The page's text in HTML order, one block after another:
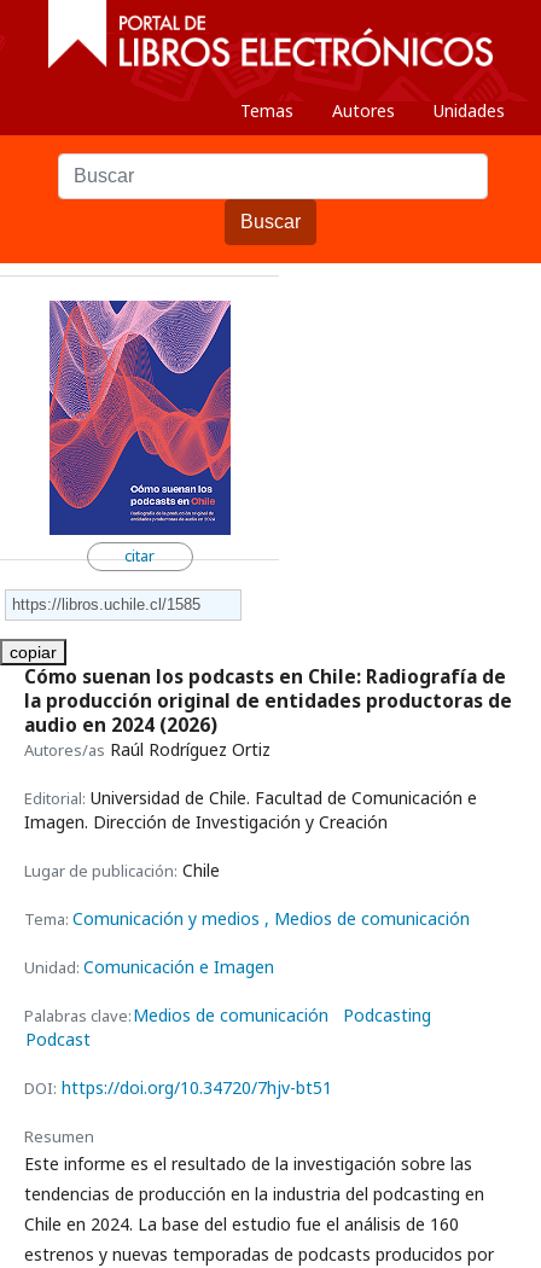
Temas Autores Unidades
Buscar
citar
copiar
Cómo suenan los podcasts en Chile: Radiografía de
la producción original de entidades productoras de
audio en 2024 (2026)
Autores/as Raúl Rodríguez Ortiz
Editorial: Universidad de Chile. Facultad de Comunicación e
Imagen. Dirección de Investigación y Creación
Lugar de publicación: Chile
Tema: Comunicación y medios , Medios de comunicación
Unidad: Comunicación e Imagen
Palabras clave:Medios de comunicación
Podcasting
Podcast
DOI: https://doi.org/10.34720/7hjv-bt51
Resumen
Este informe es el resultado de la investigación sobre las
tendencias de producción en la industria del podcasting en
Chile en 2024. La base del estudio fue el análisis de 160
estrenos y nuevas temporadas de podcasts producidos por